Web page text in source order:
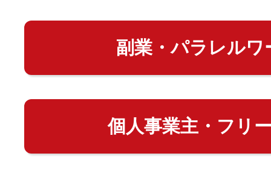
副業・パラレルワ
個人事業主・フリ